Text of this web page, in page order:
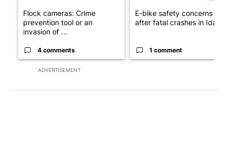
ADVERTISEMENT
Flock cameras: Crime
prevention tool or an
invasion of ...
4 comments
E-bike safety concerns
after fatal crashes in Idah...
1 comment